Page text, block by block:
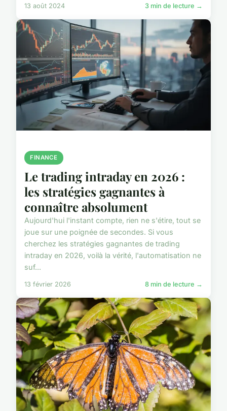
13 août 2024 3 min de lecture →
FINANCE
Le trading intraday en 2026 :
les stratégies gagnantes à
connaître absolument
Aujourd'hui l'instant compte, rien ne s'étire, tout se
joue sur une poignée de secondes. Si vous
cherchez les stratégies gagnantes de trading
intraday en 2026, voilà la vérité, l'automatisation ne
suf...
13 février 2026 8 min de lecture →